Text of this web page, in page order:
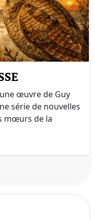
œuvre de Guy
série de nouvelles
mœurs de la